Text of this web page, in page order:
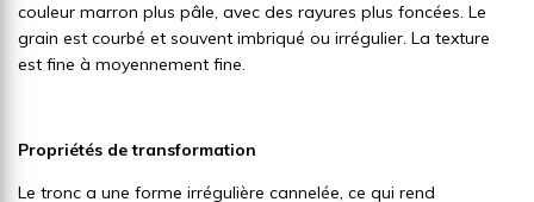
couleur marron plus pâle, avec des rayures plus foncées. Le
grain est courbé et souvent imbriqué ou irrégulier. La texture
est fine à moyennement fine.
Propriétés de transformation
Le tronc a une forme irrégulière cannelée, ce qui rend